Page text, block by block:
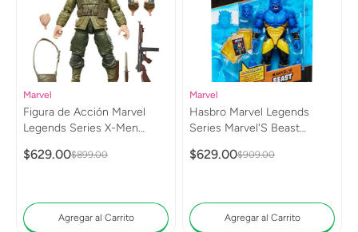
Marvel
Figura de Acción Marvel
Legends Series X-Men
G0820
$629.00$899.00
Agregar al Carrito
Marvel
Hasbro Marvel Legends
Series Marvel'S Beast
$629.00$909.00
Agregar al Carrito